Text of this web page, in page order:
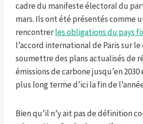
cadre du manifeste électoral du
mars. Ils ont été présentés comme
rencontrerles obligations du pays
l’accord international de Paris sur le
soumettre des plans actualisés de
émissions de carbone jusqu’en
plus long terme d’ici la fin de
Bien qu’il n’y ait pas de définition